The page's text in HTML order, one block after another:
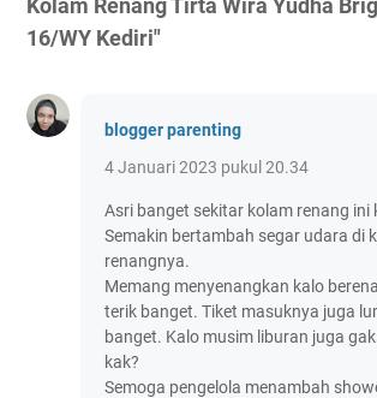
Kolam Renang Tirta Wira Yudha
16/WY Kediri"
blogger parenting
4 Januari 2023 pukul 20.34
Asri banget sekitar kolam renang ini
Semakin bertambah segar udara di
renangnya.
Memang menyenangkan kalo
terik banget. Tiket masuknya juga
banget. Kalo musim liburan juga
kak?
Semoga pengelola menambah